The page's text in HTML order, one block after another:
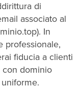
di
associato al
In
professionale,
fiducia a clienti
con dominio